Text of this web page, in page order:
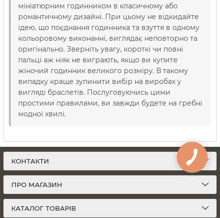
мініатюрним годинником в класичному або
романтичному дизайні. При цьому не відкидайте
ідею, що поєднання годинника та взуття в одному
кольоровому виконанні, виглядає неповторно та
оригінально. Зверніть увагу, короткі чи повні
пальці аж ніяк не виграють, якщо ви купите
жіночий годинник великого розміру. В такому
випадку краще зупинити вибір на виробах у
вигляді браслетів. Послуговуючись цими
простими правилами, ви завжди будете на гребні
модної хвилі.
КОНТАКТИ
ПРО МАГАЗИН
КАТАЛОГ ТОВАРІВ